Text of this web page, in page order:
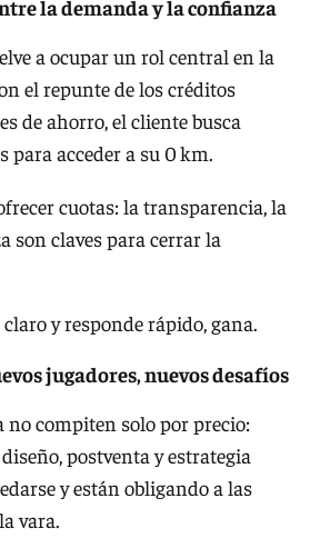
la demanda y la confianza
a ocupar un rol central en la
el repunte de los créditos
de ahorro, el cliente busca
para acceder a su 0 km.
cuotas: la transparencia, la
son claves para cerrar la
y responde rápido, gana.
jugadores, nuevos desafíos
no compiten solo por precio:
postventa y estrategia
y están obligando a las
vara.